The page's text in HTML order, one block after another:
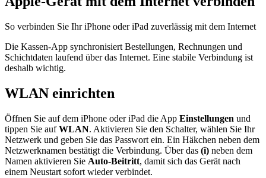
So verbinden Sie Ihr iPhone oder iPad zuverlässig mit dem Internet
Die Kassen-App synchronisiert Bestellungen, Rechnungen und
Schichtdaten laufend über das Internet. Eine stabile Verbindung ist
deshalb wichtig.
WLAN einrichten
Öffnen Sie auf dem iPhone oder iPad die App Einstellungen und
tippen Sie aufWLAN. Aktivieren Sie den Schalter, wählen Sie Ihr
Netzwerk und geben Sie das Passwort ein. Ein Häkchen neben dem
Netzwerknamen bestätigt die Verbindung. Über das (i) neben dem
Namen aktivieren Sie Auto-Beitritt, damit sich das Gerät nach
einem Neustart sofort wieder verbindet.